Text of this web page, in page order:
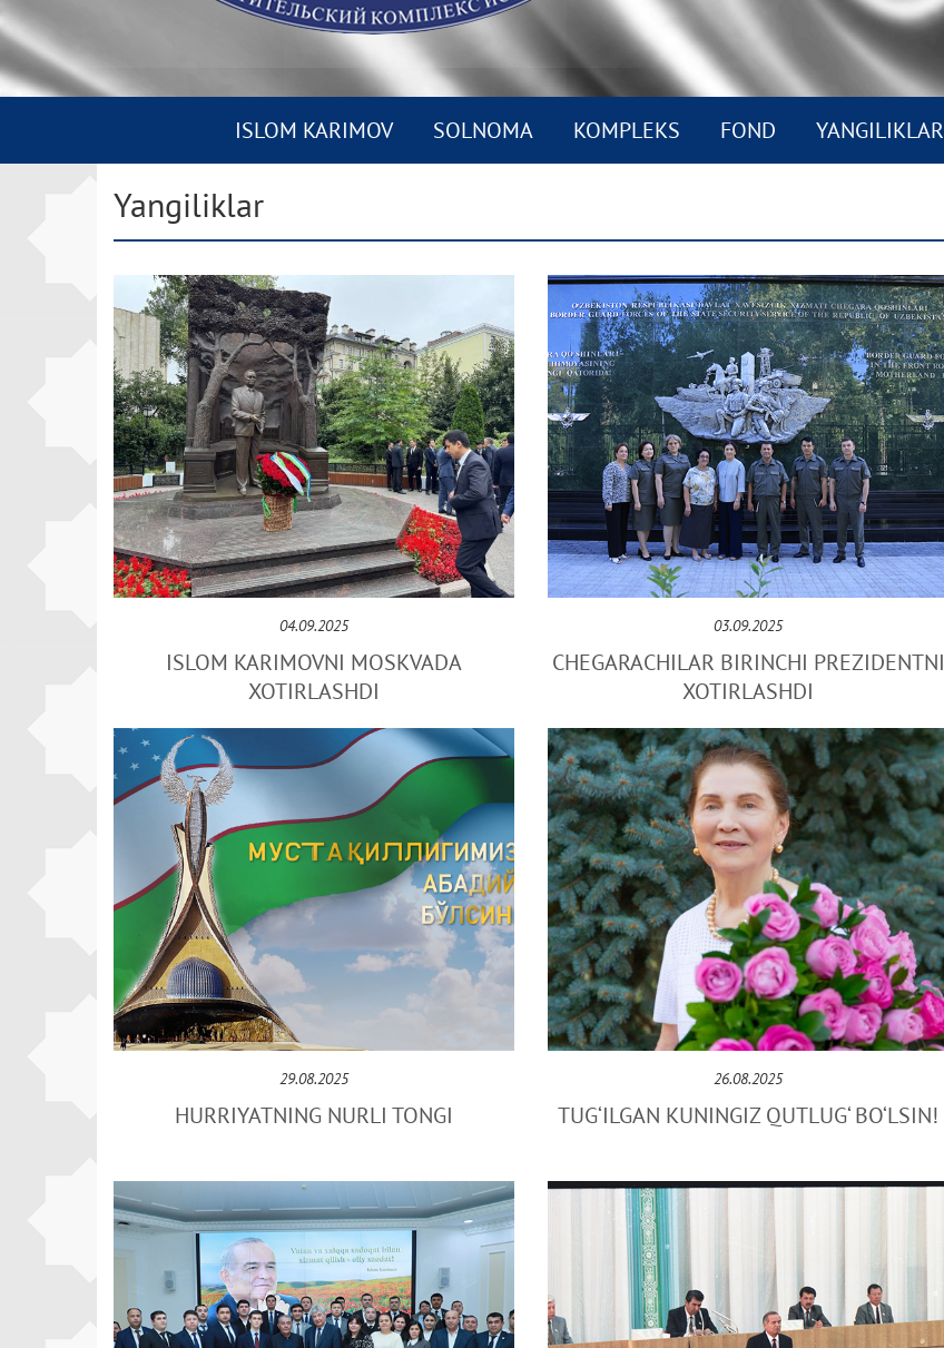
ISLOM KARIMOV SOLNOMA KOMPLEKS FOND YANGILIKLAR
Yangiliklar
04.09.2025
ISLOM KARIMOVNI MOSKVADA
XOTIRLASHDI
03.09.2025
CHЕGARACHILAR BIRINCHI PRЕZIDЕNTNI
XOTIRLASHDI
29.08.2025
HURRIYATNING NURLI TONGI
26.08.2025
TUG‘ILGAN KUNINGIZ QUTLUG‘ BO‘LSIN!